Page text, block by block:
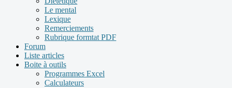
Le mental
Lexique
Remerciements
Rubrique formtat PDF
Forum
Liste articles
Boite à outils
Programmes Excel
Calculateurs